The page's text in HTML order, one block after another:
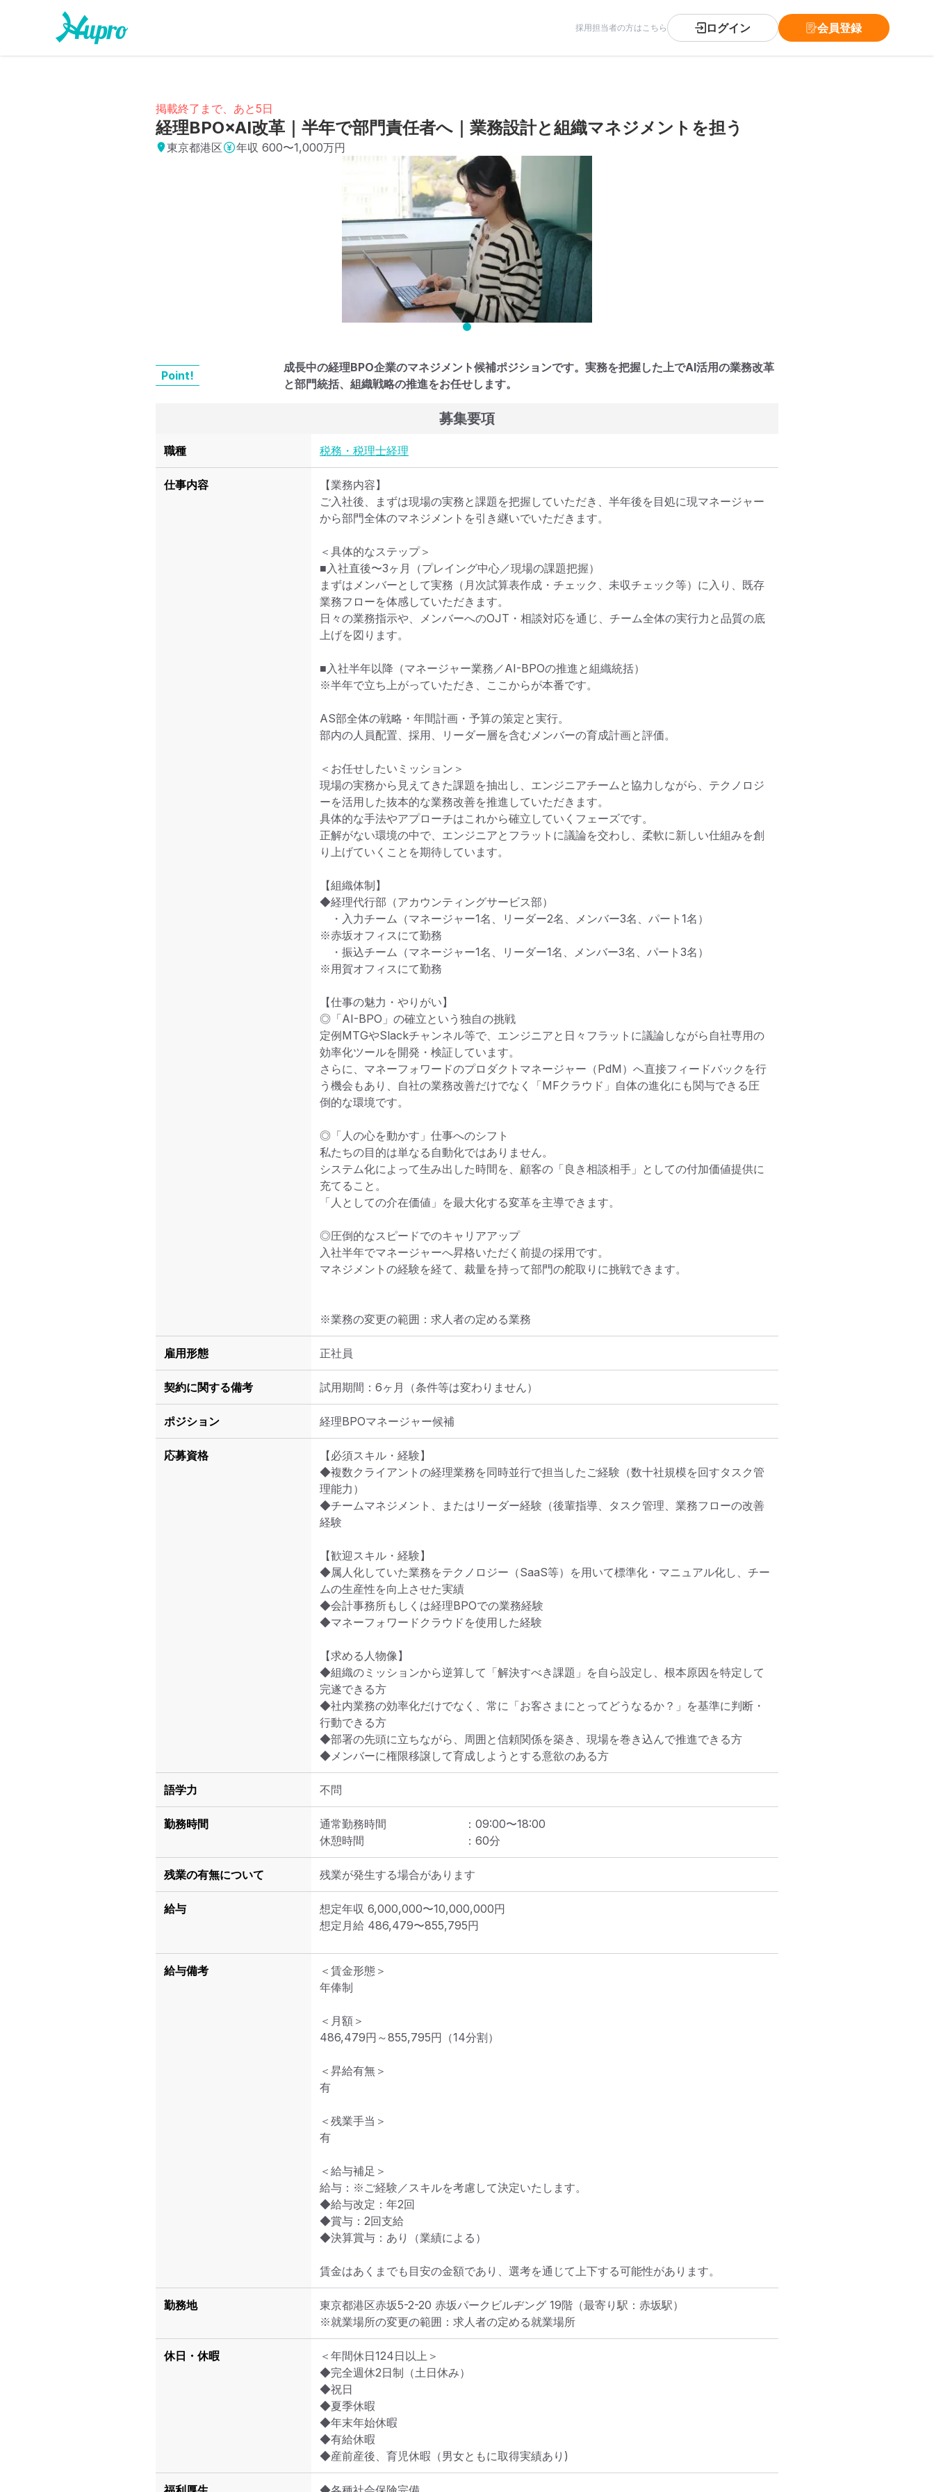
採用担当者の方はこちら ログイン 会員登録
掲載終了まで、あと5日
経理BPO×AI改革｜半年で部門責任者へ｜業務設計と組織マネジメントを担う
東京都港区 年収 600〜1,000万円
Point!
成長中の経理BPO企業のマネジメント候補ポジションです。実務を把握した上でAI活用の業務改革
と部門統括、組織戦略の推進をお任せします。
募集要項
職種 税務・税理士経理
仕事内容
【業務内容】
ご入社後、まずは現場の実務と課題を把握していただき、半年後を目処に現マネージャー
から部門全体のマネジメントを引き継いでいただきます。
＜具体的なステップ＞
■入社直後〜3ヶ月（プレイング中心／現場の課題把握）
まずはメンバーとして実務（月次試算表作成・チェック、未収チェック等）に入り、既存
業務フローを体感していただきます。
日々の業務指示や、メンバーへのOJT・相談対応を通じ、チーム全体の実行力と品質の底
上げを図ります。
■入社半年以降（マネージャー業務／AI-BPOの推進と組織統括）
※半年で立ち上がっていただき、ここからが本番です。
AS部全体の戦略・年間計画・予算の策定と実行。
部内の人員配置、採用、リーダー層を含むメンバーの育成計画と評価。
＜お任せしたいミッション＞
現場の実務から見えてきた課題を抽出し、エンジニアチームと協力しながら、テクノロジ
ーを活用した抜本的な業務改善を推進していただきます。
具体的な手法やアプローチはこれから確立していくフェーズです。
正解がない環境の中で、エンジニアとフラットに議論を交わし、柔軟に新しい仕組みを創
り上げていくことを期待しています。
【組織体制】
◆経理代行部（アカウンティングサービス部）
・入力チーム（マネージャー1名、リーダー2名、メンバー3名、パート1名）
※赤坂オフィスにて勤務
・振込チーム（マネージャー1名、リーダー1名、メンバー3名、パート3名）
※用賀オフィスにて勤務
【仕事の魅力・やりがい】
◎「AI-BPO」の確立という独自の挑戦
定例MTGやSlackチャンネル等で、エンジニアと日々フラットに議論しながら自社専用の
効率化ツールを開発・検証しています。
さらに、マネーフォワードのプロダクトマネージャー（PdM）へ直接フィードバックを行
う機会もあり、自社の業務改善だけでなく「MFクラウド」自体の進化にも関与できる圧
倒的な環境です。
◎「人の心を動かす」仕事へのシフト
私たちの目的は単なる自動化ではありません。
システム化によって生み出した時間を、顧客の「良き相談相手」としての付加価値提供に
充てること。
「人としての介在価値」を最大化する変革を主導できます。
◎圧倒的なスピードでのキャリアアップ
入社半年でマネージャーへ昇格いただく前提の採用です。
マネジメントの経験を経て、裁量を持って部門の舵取りに挑戦できます。
※業務の変更の範囲：求人者の定める業務
雇用形態 正社員
契約に関する備考 試用期間：6ヶ月（条件等は変わりません）
ポジション 経理BPOマネージャー候補
応募資格
【必須スキル・経験】
◆複数クライアントの経理業務を同時並行で担当したご経験（数十社規模を回すタスク管
理能力）
◆チームマネジメント、またはリーダー経験（後輩指導、タスク管理、業務フローの改善
経験
【歓迎スキル・経験】
◆属人化していた業務をテクノロジー（SaaS等）を用いて標準化・マニュアル化し、チー
ムの生産性を向上させた実績
◆会計事務所もしくは経理BPOでの業務経験
◆マネーフォワードクラウドを使用した経験
【求める人物像】
◆組織のミッションから逆算して「解決すべき課題」を自ら設定し、根本原因を特定して
完遂できる方
◆社内業務の効率化だけでなく、常に「お客さまにとってどうなるか？」を基準に判断・
行動できる方
◆部署の先頭に立ちながら、周囲と信頼関係を築き、現場を巻き込んで推進できる方
◆メンバーに権限移譲して育成しようとする意欲のある方
語学力 不問
勤務時間 通常勤務時間 ： 09:00〜18:00
休憩時間
： 60分
残業の有無について 残業が発生する場合があります
給与 想定年収 6,000,000〜10,000,000円
想定月給 486,479〜855,795円
給与備考
＜賃金形態＞
年俸制
＜月額＞
486,479円～855,795円（14分割）
＜昇給有無＞
有
＜残業手当＞
有
＜給与補足＞
給与：※ご経験／スキルを考慮して決定いたします。
◆給与改定：年2回
◆賞与：2回支給
◆決算賞与：あり（業績による）
賃金はあくまでも目安の金額であり、選考を通じて上下する可能性があります。
勤務地 東京都港区赤坂5-2-20 赤坂パークビルヂング 19階 （最寄り駅：赤坂駅）
※就業場所の変更の範囲：求人者の定める就業場所
休日・休暇
＜年間休日124日以上＞
◆完全週休2日制（土日休み）
◆祝日
◆夏季休暇
◆年末年始休暇
◆有給休暇
◆産前産後、育児休暇（男女ともに取得実績あり)